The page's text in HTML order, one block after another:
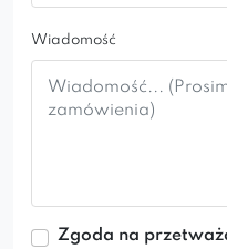
Wiadomość
Zgoda na